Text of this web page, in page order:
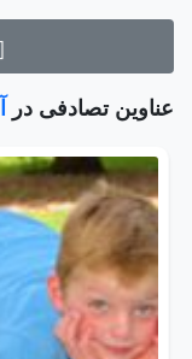
عناوین تصادفی در